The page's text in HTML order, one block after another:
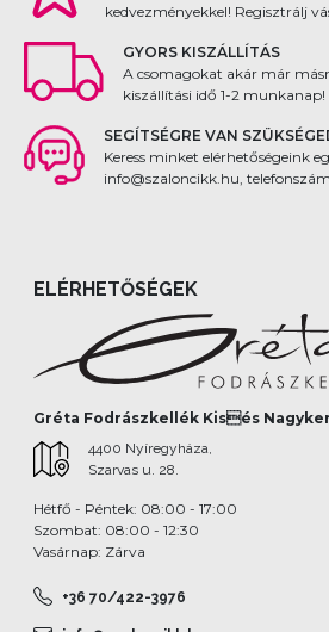
kedvezményekkel! Regisztrálj
GYORS KISZÁLLÍTÁS
A csomagokat akár már
kiszállítási idő 1-2 munkanap!
SEGÍTSÉGRE VAN
Keress minket elérhetőségeink
info@szaloncikk.hu,
ELÉRHETŐSÉGEK
Gréta Fodrászkellék Kisés
4400 Nyíregyháza,
Szarvas u. 28.
Hétfő - Péntek: 08:00 - 17:00
Szombat: 08:00 - 12:30
Vasárnap: Zárva
+36 70/422-3976